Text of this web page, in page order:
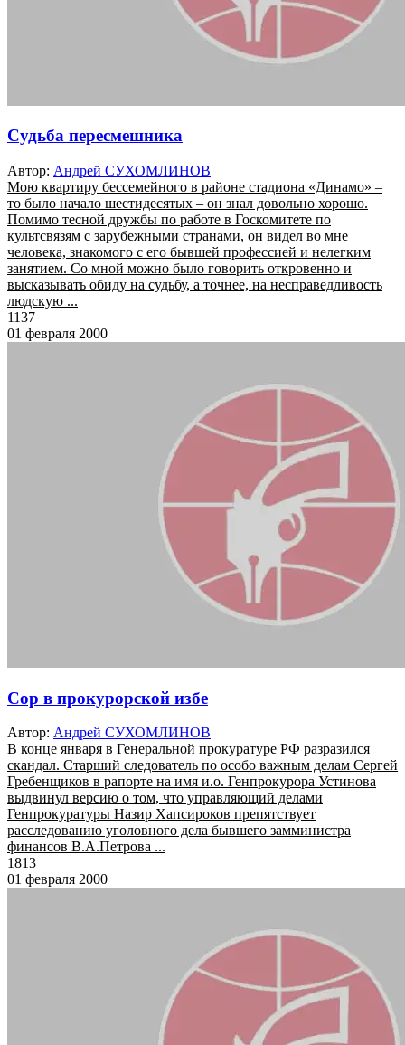
Судьба пересмешника
Автор: Андрей СУХОМЛИНОВ
Мою квартиру бессемейного в районе стадиона «Динамо» –
то было начало шестидесятых – он знал довольно хорошо.
Помимо тесной дружбы по работе в Госкомитете по
культсвязям с зарубежными странами, он видел во мне
человека, знакомого с его бывшей профессией и нелегким
занятием. Со мной можно было говорить откровенно и
высказывать обиду на судьбу, а точнее, на несправедливость
людскую ...
1137
01 февраля 2000
Сор в прокурорской избе
Автор: Андрей СУХОМЛИНОВ
В конце января в Генеральной прокуратуре РФ разразился
скандал. Старший следователь по особо важным делам Сергей
Гребенщиков в рапорте на имя и.о. Генпрокурора Устинова
выдвинул версию о том, что управляющий делами
Генпрокуратуры Назир Хапсироков препятствует
расследованию уголовного дела бывшего замминистра
финансов В.А.Петрова ...
1813
01 февраля 2000